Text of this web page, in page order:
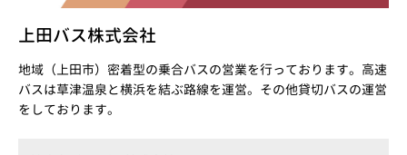
上田バス株式会社
地域（上田市）密着型の乗合バスの営業を行っております。高速
バスは草津温泉と横浜を結ぶ路線を運営。その他貸切バスの運営
をしております。